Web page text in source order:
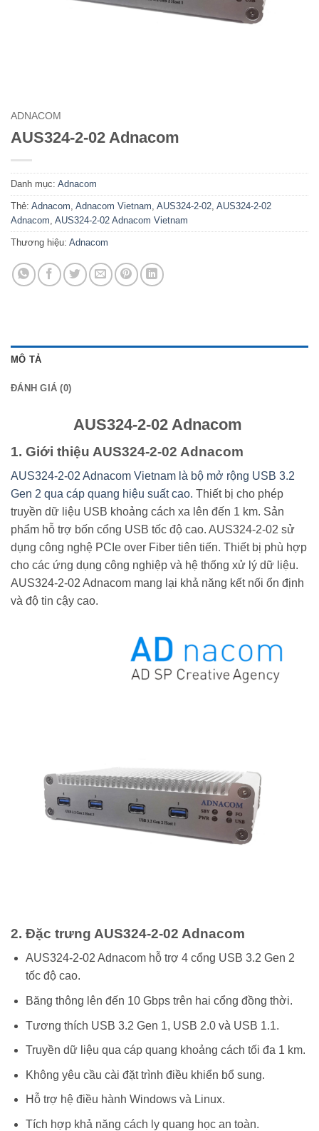
ADNACOM
AUS324-2-02 Adnacom
Danh mục: Adnacom
Thẻ: Adnacom, Adnacom Vietnam, AUS324-2-02, AUS324-2-02
Adnacom, AUS324-2-02 Adnacom Vietnam
Thương hiệu: Adnacom
MÔ TẢ
ĐÁNH GIÁ (0)
AUS324-2-02 Adnacom
1. Giới thiệu AUS324-2-02 Adnacom
AUS324-2-02 Adnacom Vietnam là bộ mở rộng USB 3.2
Gen 2 qua cáp quang hiệu suất cao. Thiết bị cho phép
truyền dữ liệu USB khoảng cách xa lên đến 1 km. Sản
phẩm hỗ trợ bốn cổng USB tốc độ cao. AUS324-2-02 sử
dụng công nghệ PCIe over Fiber tiên tiến. Thiết bị phù hợp
cho các ứng dụng công nghiệp và hệ thống xử lý dữ liệu.
AUS324-2-02 Adnacom mang lại khả năng kết nối ổn định
và độ tin cậy cao.
2. Đặc trưng AUS324-2-02 Adnacom
AUS324-2-02 Adnacom hỗ trợ 4 cổng USB 3.2 Gen 2
tốc độ cao.
Băng thông lên đến 10 Gbps trên hai cổng đồng thời.
Tương thích USB 3.2 Gen 1, USB 2.0 và USB 1.1.
Truyền dữ liệu qua cáp quang khoảng cách tối đa 1 km.
Không yêu cầu cài đặt trình điều khiển bổ sung.
Hỗ trợ hệ điều hành Windows và Linux.
Tích hợp khả năng cách ly quang học an toàn.